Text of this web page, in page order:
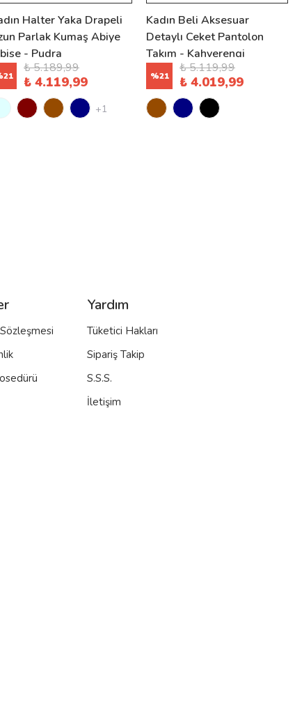
Halter Yaka Drapeli
Parlak Kumaş Abiye
- Pudra
21
₺ 5.189,99
₺ 4.119,99
+1
Kadın Beli Aksesuar
Detaylı Ceket Pantolon
Takım - Kahverengi
%21
₺ 5.119,99
₺ 4.019,99
Yardım
Tüketici Hakları
Sipariş Takip
S.S.S.
İletişim